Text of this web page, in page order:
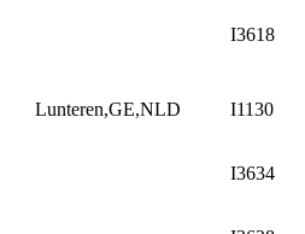
I3618
Lunteren,GE,NLD I1130
I3634